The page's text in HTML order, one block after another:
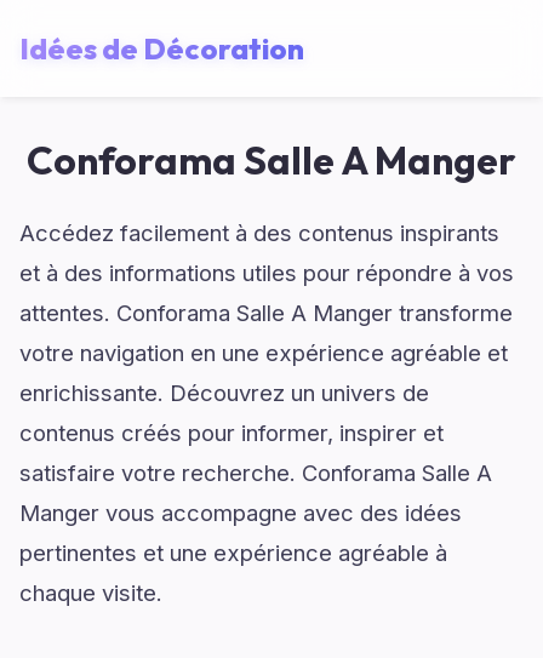
Idées de Décoration
Conforama Salle A Manger
Accédez facilement à des contenus inspirants
et à des informations utiles pour répondre à vos
attentes. Conforama Salle A Manger transforme
votre navigation en une expérience agréable et
enrichissante. Découvrez un univers de
contenus créés pour informer, inspirer et
satisfaire votre recherche. Conforama Salle A
Manger vous accompagne avec des idées
pertinentes et une expérience agréable à
chaque visite.